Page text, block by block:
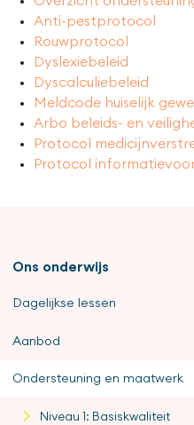
Ons onderwijs
Dagelijkse lessen
Aanbod
Ondersteuning en maatwerk
Niveau 1: Basiskwaliteit
Anti-pestprotocol
Rouwprotocol
Dyslexiebeleid
Dyscalculiebeleid
Meldcode huiselijk
Arbo beleids- en
Protocol
Protocol